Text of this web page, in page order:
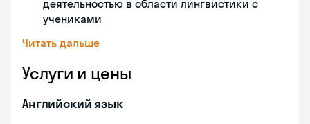
деятельностью в области лингвистики с
учениками
Читать дальше
Услуги и цены
Английский язык